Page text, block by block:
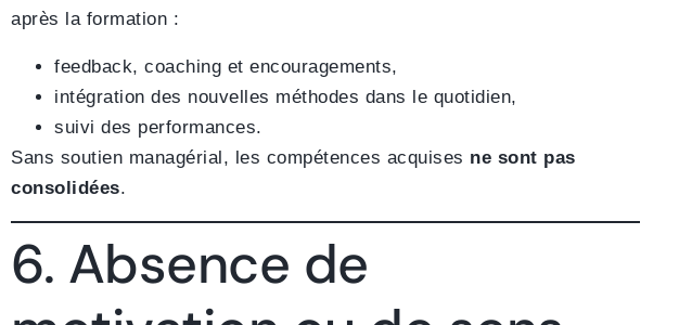
après la formation :
feedback, coaching et encouragements,
intégration des nouvelles méthodes dans le quotidien,
suivi des performances.
Sans soutien managérial, les compétences acquises ne sont pas
consolidées.
6. Absence de